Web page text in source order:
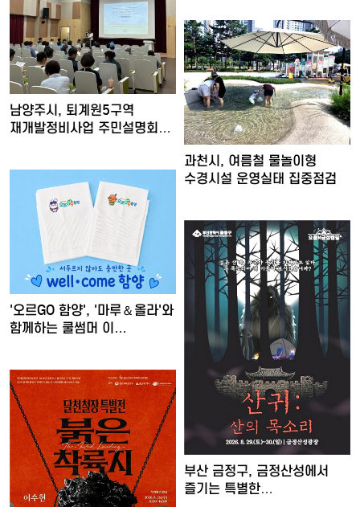
남양주시, 퇴계원5구역
재개발정비사업 주민설명회
과천시, 여름철 물놀이형
수경시설 운영실태 집중점검
'오르GO 함양', '마루＆올라'와
함께하는 쿨썸머 이…
부산 금정구, 금정산성에서
즐기는 특별한